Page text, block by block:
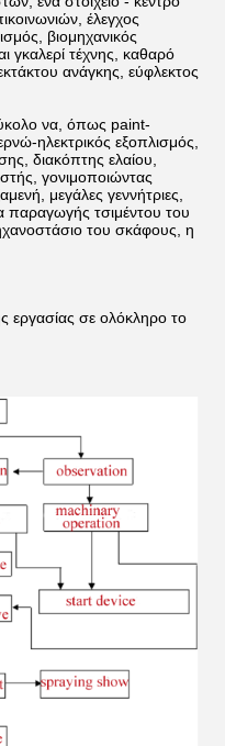
έλεγχος
βιομηχανικός
γκαλερί τέχνης, καθαρό
ανάγκης, εύφλεκτος
να, όπως paint-
ηλεκτρικός εξοπλισμός,
διακόπτης ελαίου,
γονιμοποιώντας
μεγάλες γεννήτριες,
παραγωγής τσιμέντου του
του σκάφους, η
εργασίας σε ολόκληρο το